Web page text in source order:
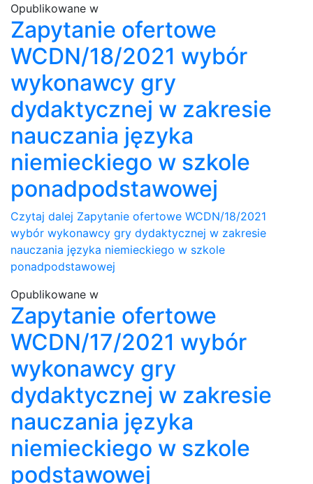
Opublikowane w
Zapytanie ofertowe
WCDN/18/2021 wybór
wykonawcy gry
dydaktycznej w zakresie
nauczania języka
niemieckiego w szkole
ponadpodstawowej
Czytaj dalej Zapytanie ofertowe WCDN/18/2021
wybór wykonawcy gry dydaktycznej w zakresie
nauczania języka niemieckiego w szkole
ponadpodstawowej
Opublikowane w
Zapytanie ofertowe
WCDN/17/2021 wybór
wykonawcy gry
dydaktycznej w zakresie
nauczania języka
niemieckiego w szkole
podstawowej